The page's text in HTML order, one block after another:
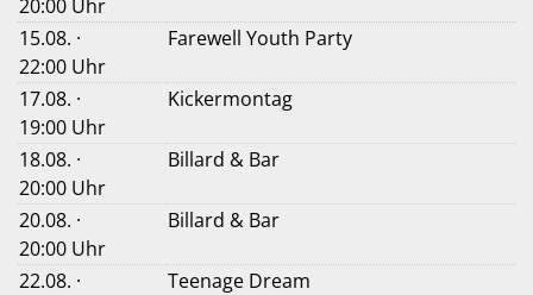
20:00 Uhr
15.08. ·
22:00 Uhr
Farewell Youth Party
17.08. ·
19:00 Uhr
Kickermontag
18.08. ·
20:00 Uhr
Billard & Bar
20.08. ·
20:00 Uhr
Billard & Bar
22.08. ·
Teenage Dream